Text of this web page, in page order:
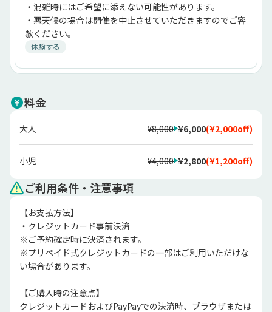
・混雑時にはご希望に添えない可能性があります。
・悪天候の場合は開催を中止させていただきますのでご容
赦ください。
体験する
料金
大人 ¥8,000 ¥6,000(¥2,000off)
小児 ¥4,000 ¥2,800(¥1,200off)
ご利用条件・注意事項
【お支払方法】
・クレジットカード事前決済
※ご予約確定時に決済されます。
※プリペイド式クレジットカードの一部はご利用いただけな
い場合があります。
【ご購入時の注意点】
クレジットカードおよびPayPayでの決済時、ブラウザまたは